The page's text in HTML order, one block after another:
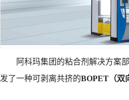
阿科玛集团 的粘合剂解决方案
发了一种可剥离共挤的BOPET（双